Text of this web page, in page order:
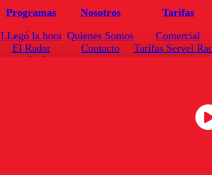
Programas
LLegó la hora
El Radar
Enfoqué Público
Nosotros
Quienes Somos
Contacto
Tarifas
Comercial
Tarifas Servel